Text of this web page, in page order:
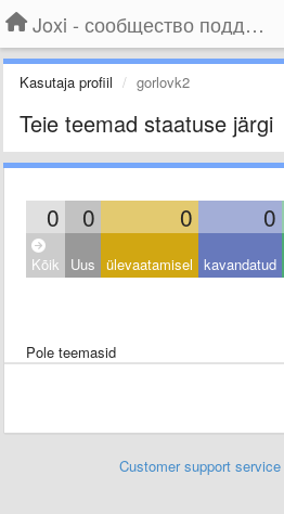
Joxi - сообщество поддержки
Kasutaja profiil gorlovk2
Teie teemad staatuse järgi
0 0 0 0
Kõik Uus ülevaatamisel kavandatud
Pole teemasid
Customer support service